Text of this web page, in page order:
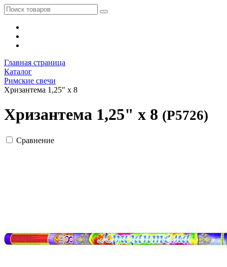
Главная страница
Каталог
Римские свечи
Хризантема 1,25" x 8
Хризантема 1,25" x 8 (Р5726)
Сравнение